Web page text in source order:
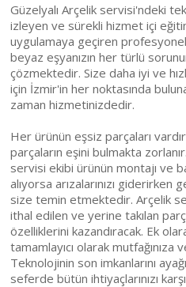
Güzelyalı Arçelik servisi'ndeki
izleyen ve sürekli hizmet içi
uygulamaya geçiren
beyaz eşyanızın her türlü
çözmektedir. Size daha iyi ve
için İzmir'in her noktasında
zaman hizmetinizdedir.
Her ürünün eşsiz parçaları
parçaların eşini bulmakta
servisi ekibi ürünün montajı ve
alıyorsa arızalarınızı giderirken
size temin etmektedir. Arçelik
ithal edilen ve yerine takılan
özelliklerini kazandıracak. Ek
tamamlayıcı olarak
Teknolojinin son imkanlarını
seferde bütün ihtiyaçlarınızı